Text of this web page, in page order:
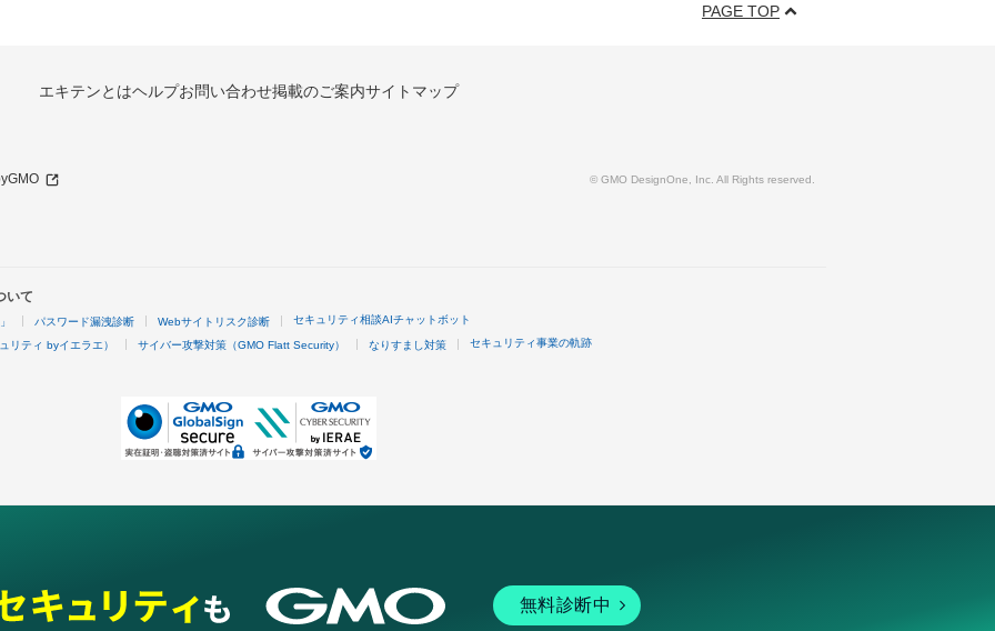
PAGE TOP
エキテンとはヘルプお問い合わせ掲載のご案内サイトマップ
© GMO DesignOne, Inc. All Rights reserved.
いて
パスワード漏洩診断 Webサイトリスク診断 セキュリティ相談AIチャットボット
リティ byイエラエ） サイバー攻撃対策（GMO Flatt Security） なりすまし対策 セキュリティ事業の軌跡
無料診断中